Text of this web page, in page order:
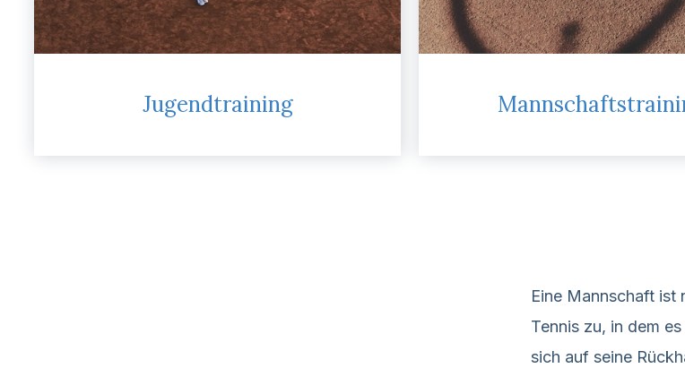
Jugendtraining
Eine Mannschaft ist
Tennis zu, in dem
sich auf seine